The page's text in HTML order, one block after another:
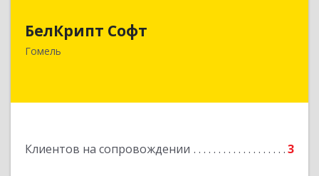
БелКрипт Софт
Гомель
Клиентов на сопровождении 3
Беларусь, 246046, г. Гомель, МЖК "Солнечный",